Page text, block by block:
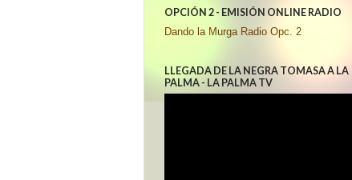
OPCIÓN 2 - EMISIÓN ONLINE RADIO
Dando la Murga Radio Opc. 2
LLEGADA DE LA NEGRA TOMASA A LA
PALMA - LA PALMA TV